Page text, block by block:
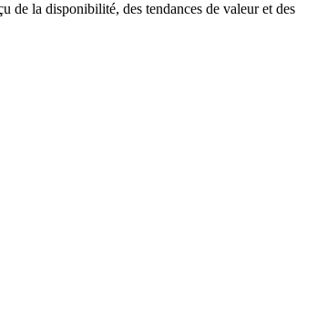
de la disponibilité, des tendances de valeur et des